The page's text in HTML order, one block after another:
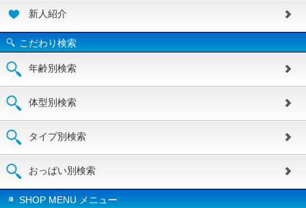
新人紹介
こだわり検索
年齢別検索
体型別検索
タイプ別検索
おっぱい別検索
SHOP MENU メニュー